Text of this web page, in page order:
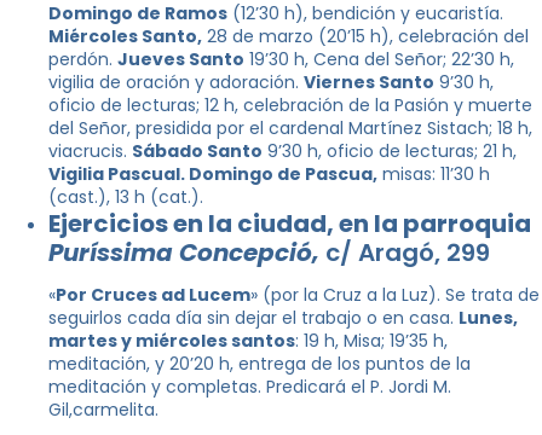
Domingo de Ramos (12’30 h), bendición y eucaristía.
Miércoles Santo, 28 de marzo (20’15 h), celebración del
perdón. Jueves Santo 19’30 h, Cena del Señor; 22’30 h,
vigilia de oración y adoración. Viernes Santo 9’30 h,
oficio de lecturas; 12 h, celebración de la Pasión y muerte
del Señor, presidida por el cardenal Martínez Sistach; 18 h,
viacrucis. Sábado Santo 9’30 h, oficio de lecturas; 21 h,
Vigilia Pascual. Domingo de Pascua, misas: 11’30 h
(cast.), 13 h (cat.).
Ejercicios en la ciudad, en la parroquia
Puríssima Concepció, c/ Aragó, 299
«Por Cruces ad Lucem» (por la Cruz a la Luz). Se trata de
seguirlos cada día sin dejar el trabajo o en casa. Lunes,
martes y miércoles santos: 19 h, Misa; 19’35 h,
meditación, y 20’20 h, entrega de los puntos de la
meditación y completas. Predicará el P. Jordi M.
Gil,carmelita.